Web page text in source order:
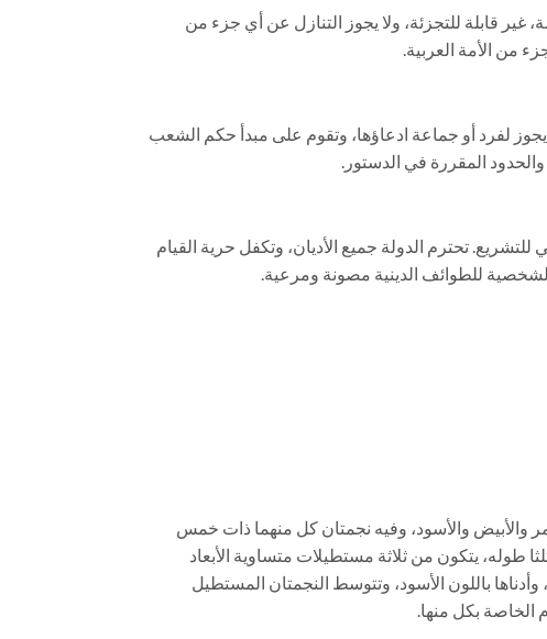
غير قابلة للتجزئة، ولا يجوز التنازل عن أي جزء من
من الأمة العربية.
لفرد أو جماعة ادعاؤها، وتقوم على مبدأ حكم الشعب
المقررة في الدستور.
تحترم الدولة جميع الأديان، وتكفل حرية القيام
للطوائف الدينية مصونة ومرعية.
والأبيض والأسود، وفيه نجمتان كل منهما ذات خمس
يتكون من ثلاثة مستطيلات متساوية الأبعاد
وأدناها باللون الأسود، وتتوسط النجمتان المستطيل
الخاصة بكل منها.